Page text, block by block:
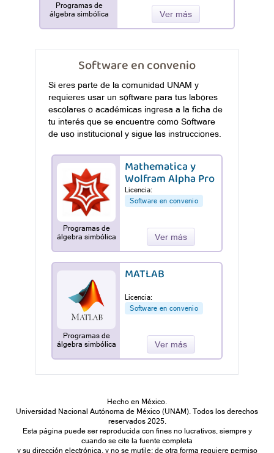
Programas de
álgebra simbólica
Ver más
Software en convenio
Si eres parte de la comunidad UNAM y
requieres usar un software para tus labores
escolares o académicas ingresa a la ficha de
tu interés que se encuentre como Software
de uso institucional y sigue las instrucciones.
Programas de
álgebra simbólica
Mathematica y
Wolfram Alpha Pro
Licencia:
Software en convenio
Ver más
Programas de
álgebra simbólica
MATLAB
Licencia:
Software en convenio
Ver más
Hecho en México.
Universidad Nacional Autónoma de México (UNAM). Todos los derechos
reservados 2025.
Esta página puede ser reproducida con fines no lucrativos, siempre y
cuando se cite la fuente completa
y su dirección electrónica, y no se mutile; de otra forma requiere permiso